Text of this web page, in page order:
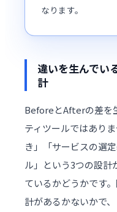
なります。
違いを生んでい
計
BeforeとAfterの差を
ティツールではあり
き」「サービスの選
ル」という3つの設
ているかどうかです
計があるかないかで